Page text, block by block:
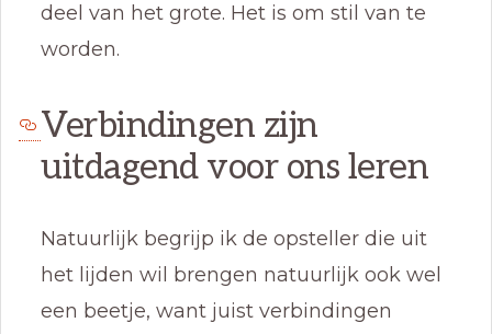
deel van het grote. Het is om stil van te
worden.
Verbindingen zijn
uitdagend voor ons leren
Natuurlijk begrijp ik de opsteller die uit
het lijden wil brengen natuurlijk ook wel
een beetje, want juist verbindingen